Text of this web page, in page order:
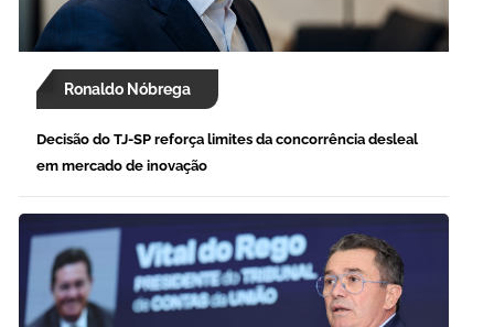
Ronaldo Nóbrega
Decisão do TJ-SP reforça limites da concorrência desleal
em mercado de inovação